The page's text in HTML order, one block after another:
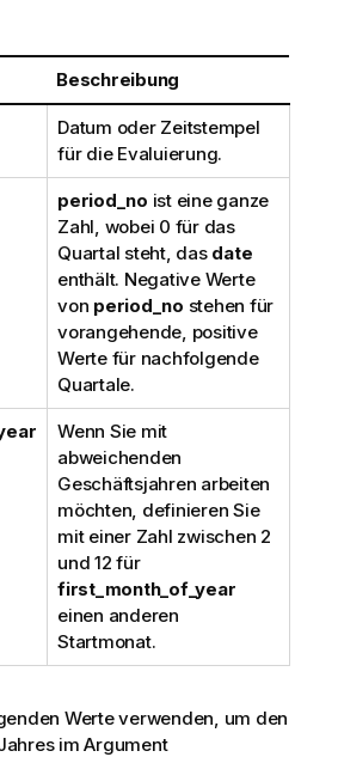
Beschreibung
Datum oder Zeitstempel
für die Evaluierung.
period_no ist eine ganze
Zahl, wobei 0 für das
Quartal steht, das date
enthält. Negative Werte
von period_no stehen für
vorangehende, positive
Werte für nachfolgende
Quartale.
Wenn Sie mit
abweichenden
Geschäftsjahren arbeiten
möchten, definieren Sie
mit einer Zahl zwischen 2
und 12 für
first_month_of_year
einen anderen
Startmonat.
Werte verwenden, um den
im Argument